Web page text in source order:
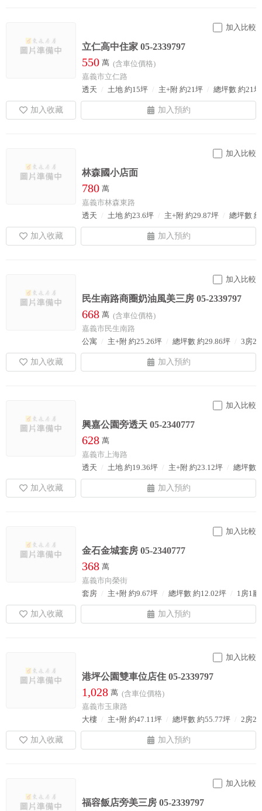
加入比較
立仁高中住家 05-2339797
550 萬 (含車位價格)
嘉義市立仁路
透天
土地 約15坪 主+附 約21坪 總坪數 約21
加入比較
林森國小店面
780 萬
嘉義市林森東路
透天
土地 約23.6坪 主+附 約29.87坪 總坪數
加入比較
民生南路商圈奶油風美三房 05-2339797
668 萬 (含車位價格)
嘉義市民生南路
公寓
主+附 約25.26坪 總坪數 約29.86坪 3房2
加入比較
興嘉公園旁透天 05-2340777
628 萬
嘉義市上海路
透天
土地 約19.36坪 主+附 約23.12坪 總坪數
加入比較
金石金城套房 05-2340777
368 萬
嘉義市向榮街
套房
主+附 約9.67坪 總坪數 約12.02坪 1房1
加入比較
港坪公園雙車位店住 05-2339797
1,028 萬 (含車位價格)
嘉義市玉康路
大樓
主+附 約47.11坪 總坪數 約55.77坪 2房2
加入比較
福容飯店旁美三房 05-2339797